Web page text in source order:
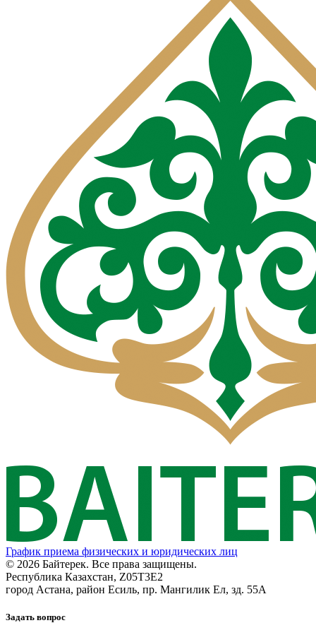
График приема физических и юридических лиц
© 2026 Байтерек. Все права защищены.
Республика Казахстан, Z05T3E2
город Астана, район Есиль, пр. Мангилик Ел, зд. 55А
Задать вопрос